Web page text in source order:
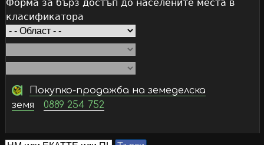
Форма за бърз достъп до населените места в
класификатора
Покупко-продажба на земеделска
земя
0889 254 752